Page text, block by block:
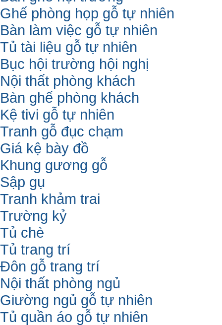
Ghế phòng họp gỗ tự nhiên
Bàn làm việc gỗ tự nhiên
Tủ tài liệu gỗ tự nhiên
Bục hội trường hội nghị
Nội thất phòng khách
Bàn ghế phòng khách
Kệ tivi gỗ tự nhiên
Tranh gỗ đục chạm
Giá kệ bày đồ
Khung gương gỗ
Sập gụ
Tranh khảm trai
Trường kỷ
Tủ chè
Tủ trang trí
Đôn gỗ trang trí
Nội thất phòng ngủ
Giường ngủ gỗ tự nhiên
Tủ quần áo gỗ tự nhiên